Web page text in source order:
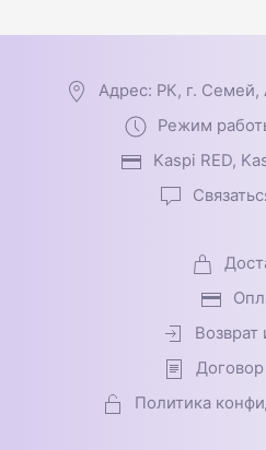
Адрес: РК, г. Семей,
Режим
Kaspi RED,
Политика